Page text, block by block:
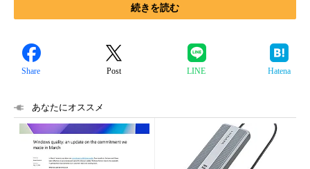
続きを読む
Share Post LINE Hatena
あなたにオススメ